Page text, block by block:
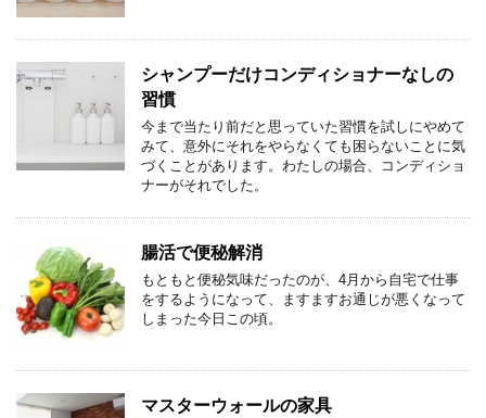
シャンプーだけコンディショナーなしの
習慣
今まで当たり前だと思っていた習慣を試しにやめて
みて、意外にそれをやらなくても困らないことに気
づくことがあります。わたしの場合、コンディショ
ナーがそれでした。
腸活で便秘解消
もともと便秘気味だったのが、4月から自宅で仕事
をするようになって、ますますお通じが悪くなって
しまった今日この頃。
マスターウォールの家具